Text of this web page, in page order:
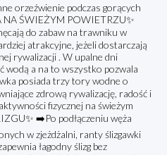
orzeźwienie podczas gorących
ŚWIEŻYM POWIETRZU✨
do zabaw na trawniku w
atrakcyjne, jeżeli dostarczają
rywalizacji . W upalne dni
wodą a na to wszystko pozwala
posiada trzy tory wodne o
zdrową rywalizację, radość i
fizycznej na świeżym
➡️Po podłączeniu węża
w zjeżdżalni, ranty ślizgawki
łagodny ślizg bez